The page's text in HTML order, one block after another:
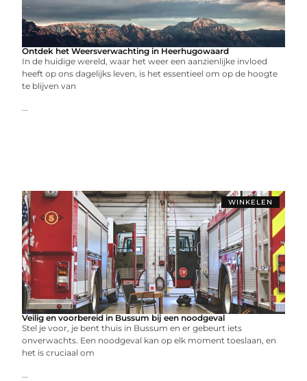
Ontdek het Weersverwachting in Heerhugowaard
In de huidige wereld, waar het weer een aanzienlijke invloed
heeft op ons dagelijks leven, is het essentieel om op de hoogte
te blijven van
...
WINKELEN
Veilig en voorbereid in Bussum bij een noodgeval
Stel je voor, je bent thuis in Bussum en er gebeurt iets
onverwachts. Een noodgeval kan op elk moment toeslaan, en
het is cruciaal om
...